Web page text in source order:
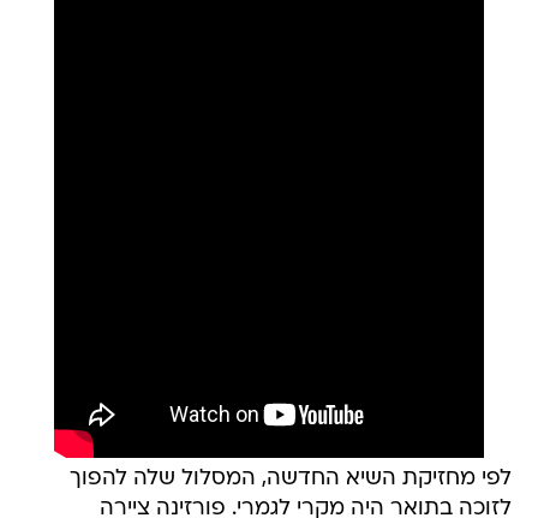
לפי מחזיקת השיא החדשה, המסלול שלה להפוך
לזוכה בתואר היה מקרי לגמרי. פורזינה ציירה